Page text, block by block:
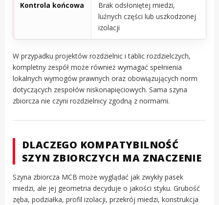
Kontrola końcowa
Brak odsłoniętej miedzi,
luźnych części lub uszkodzonej
izolacji
W przypadku projektów rozdzielnic i tablic rozdzielczych,
kompletny zespół może również wymagać spełnienia
lokalnych wymogów prawnych oraz obowiązujących norm
dotyczących zespołów niskonapięciowych. Sama szyna
zbiorcza nie czyni rozdzielnicy zgodną z normami.
DLACZEGO KOMPATYBILNOŚĆ
SZYN ZBIORCZYCH MA ZNACZENIE
Szyna zbiorcza MCB może wyglądać jak zwykły pasek
miedzi, ale jej geometria decyduje o jakości styku. Grubość
zęba, podziałka, profil izolacji, przekrój miedzi, konstrukcja